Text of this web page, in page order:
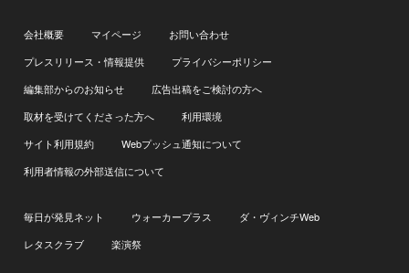
会社概要 マイページ
お問い合わせ
プレスリリース・情報提供
プライバシーポリシー
編集部からのお知らせ
広告出稿をご検討の方へ
取材を受けてくださった方へ
利用環境
サイト利用規約
Webプッシュ通知について
利用者情報の外部送信について
毎日が発見ネット ウォーカープラス
ダ・ヴィンチWeb
レタスクラブ
楽演祭